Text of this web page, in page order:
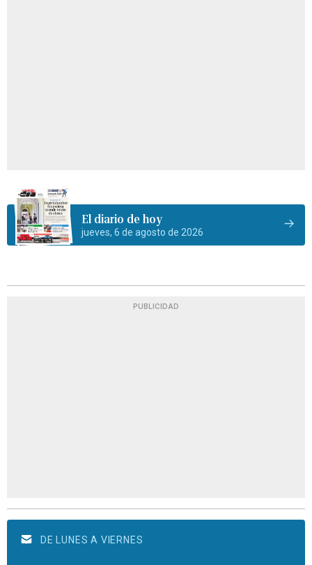
El diario de hoy
jueves, 6 de agosto de 2026
PUBLICIDAD
DE LUNES A VIERNES